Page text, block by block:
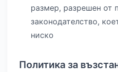
размер, разрешен от
законодателство,
ниско
Политика за